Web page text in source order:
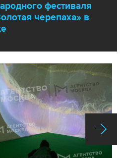
фестиваля
черепаха» в